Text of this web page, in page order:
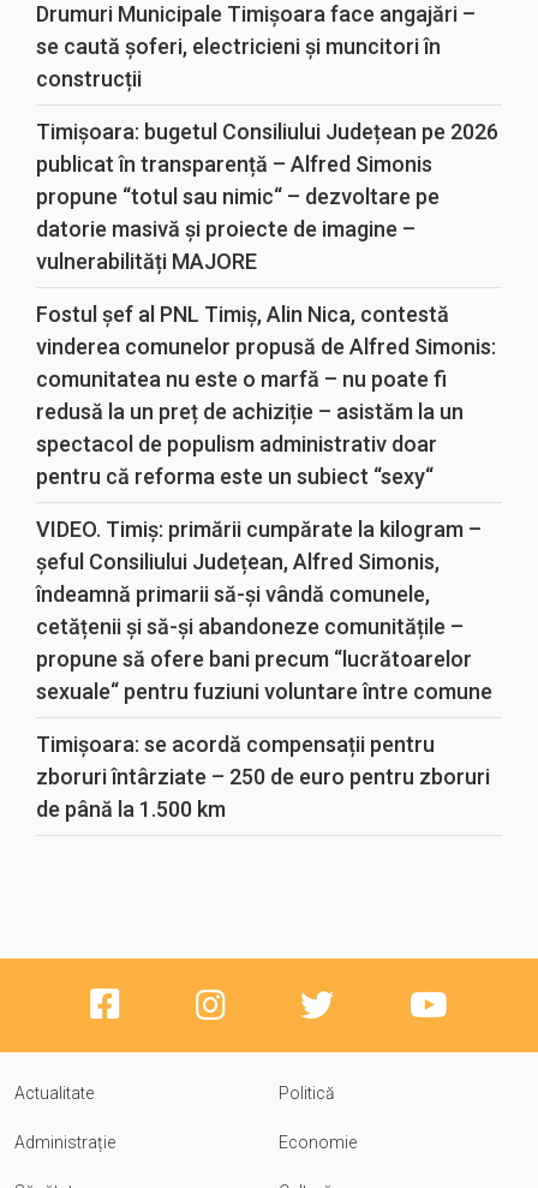
Drumuri Municipale Timișoara face angajări –
se caută șoferi, electricieni și muncitori în
construcții
Timișoara: bugetul Consiliului Județean pe 2026
publicat în transparență – Alfred Simonis
propune “totul sau nimic“ – dezvoltare pe
datorie masivă și proiecte de imagine –
vulnerabilități MAJORE
Fostul șef al PNL Timiș, Alin Nica, contestă
vinderea comunelor propusă de Alfred Simonis:
comunitatea nu este o marfă – nu poate fi
redusă la un preț de achiziție – asistăm la un
spectacol de populism administrativ doar
pentru că reforma este un subiect “sexy“
VIDEO. Timiș: primării cumpărate la kilogram –
șeful Consiliului Județean, Alfred Simonis,
îndeamnă primarii să-și vândă comunele,
cetățenii și să-și abandoneze comunitățile –
propune să ofere bani precum “lucrătoarelor
sexuale“ pentru fuziuni voluntare între comune
Timișoara: se acordă compensații pentru
zboruri întârziate – 250 de euro pentru zboruri
de până la 1.500 km
Actualitate Politică
Administrație Economie